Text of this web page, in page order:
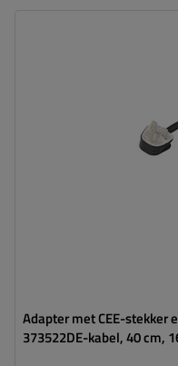
Adapter met CEE-stekker
373522DE-kabel, 40 cm,